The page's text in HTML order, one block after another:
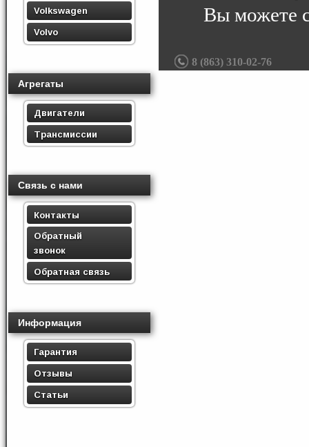
Volkswagen
Volvo
Агрегаты
Двигатели
Трансмиссии
Связь с нами
Контакты
Обратный
звонок
Обратная связь
Информация
Гарантия
Отзывы
Статьи
Вы можете
8 (863) 310-02-76